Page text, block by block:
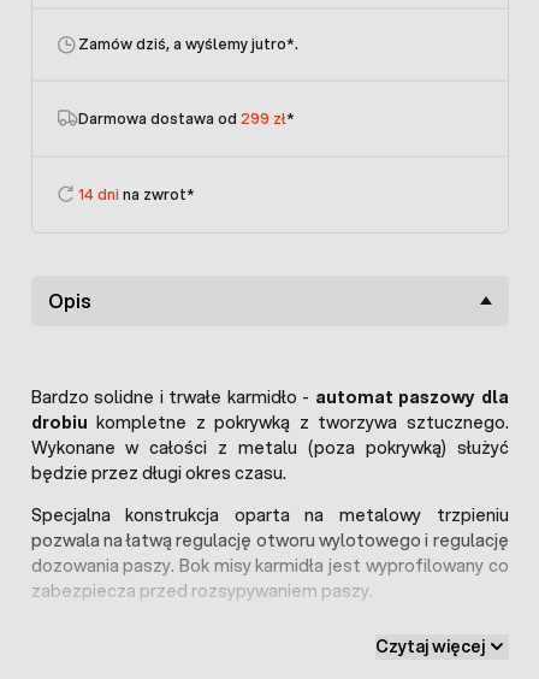
Zamów dziś, a wyślemy jutro*.
Darmowa dostawa od 299 zł*
14 dni na zwrot*
Opis
Bardzo solidne i trwałe karmidło - automat paszowy dla
drobiu kompletne z pokrywką z tworzywa sztucznego.
Wykonane w całości z metalu (poza pokrywką) służyć
będzie przez długi okres czasu.
Specjalna konstrukcja oparta na metalowy trzpieniu
pozwala na łatwą regulację otworu wylotowego i regulację
dozowania paszy. Bok misy karmidła jest wyprofilowany co
zabezpiecza przed rozsypywaniem paszy.
z dowolnego systemu dystrybucji paszy. Budowa karmidła
Czytaj więcej